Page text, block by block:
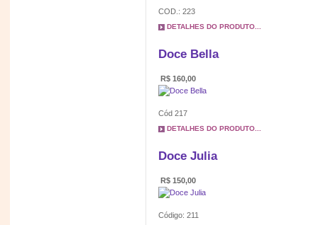
COD.: 223
DETALHES DO PRODUTO...
Doce Bella
R$ 160,00
Cód 217
DETALHES DO PRODUTO...
Doce Julia
R$ 150,00
Código: 211